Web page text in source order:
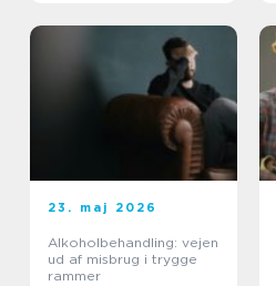
23. maj 2026
Alkoholbehandling: vejen
ud af misbrug i trygge
rammer